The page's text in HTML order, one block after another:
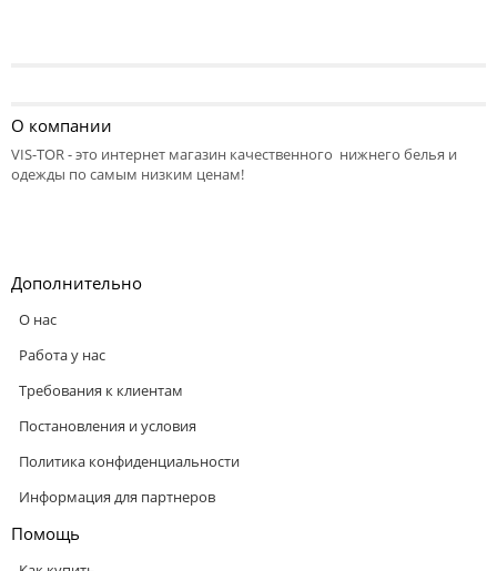
О компании
VIS-TOR - это интернет магазин качественного нижнего белья и
одежды по самым низким ценам!
Дополнительно
О нас
Работа у нас
Требования к клиентам
Постановления и условия
Политика конфиденциальности
Информация для партнеров
Помощь